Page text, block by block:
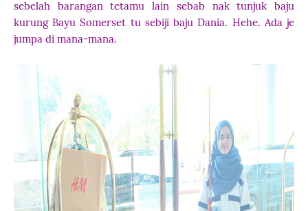
sebelah barangan tetamu lain sebab nak tunjuk baju
kurung Bayu Somerset tu sebiji baju Dania. Hehe. Ada je
jumpa di mana-mana.